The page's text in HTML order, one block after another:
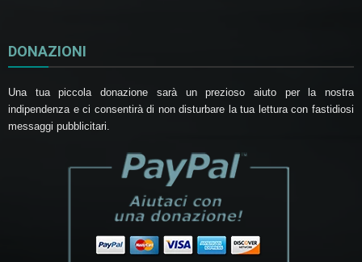
DONAZIONI
Una tua piccola donazione sarà un prezioso aiuto per la nostra
indipendenza e ci consentirà di non disturbare la tua lettura con fastidiosi
messaggi pubblicitari.